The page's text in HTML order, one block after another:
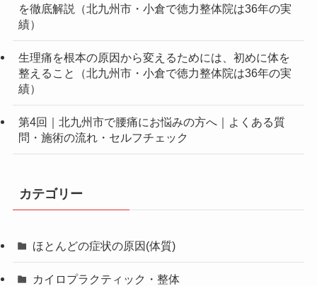
を徹底解説（北九州市・小倉で徳力整体院は36年の実
績）
生理痛を根本の原因から変えるためには、初めに体を
整えること（北九州市・小倉で徳力整体院は36年の実
績）
第4回｜北九州市で腰痛にお悩みの方へ｜よくある質
問・施術の流れ・セルフチェック
カテゴリー
ほとんどの症状の原因(体質)
カイロプラクティック・整体